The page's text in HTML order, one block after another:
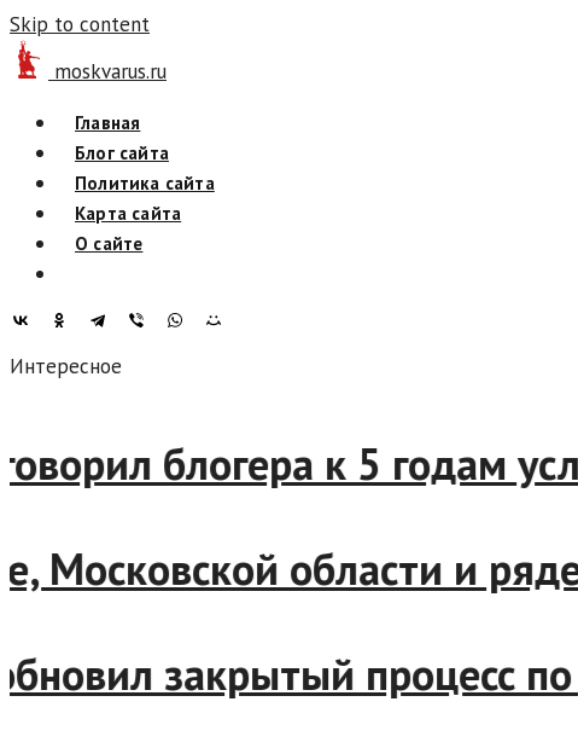
Skip to content
moskvarus.ru
Главная
Блог сайта
Политика сайта
Карта сайта
О сайте
Интересное
блогера к 5
Московской области и
закрытый